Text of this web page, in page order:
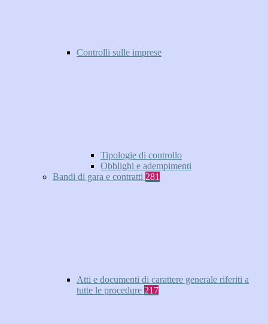
Controlli sulle imprese
Tipologie di controllo
Obblighi e adempimenti
Bandi di gara e contratti 281
Atti e documenti di carattere generale riferiti a
tutte le procedure 217